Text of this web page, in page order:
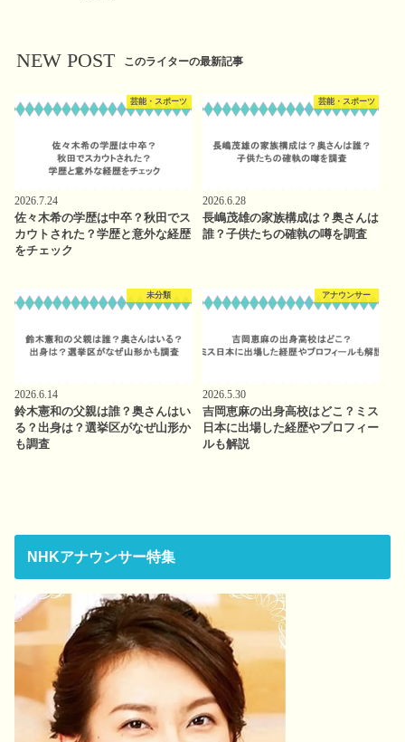
NEW POST このライターの最新記事
芸能・スポーツ
2026.7.24
佐々木希の学歴は中卒？秋田でス
カウトされた？学歴と意外な経歴
をチェック
芸能・スポーツ
2026.6.28
長嶋茂雄の家族構成は？奥さんは
誰？子供たちの確執の噂を調査
未分類
2026.6.14
鈴木憲和の父親は誰？奥さんはい
る？出身は？選挙区がなぜ山形か
も調査
アナウンサー
2026.5.30
吉岡恵麻の出身高校はどこ？ミス
日本に出場した経歴やプロフィー
ルも解説
NHKアナウンサー特集